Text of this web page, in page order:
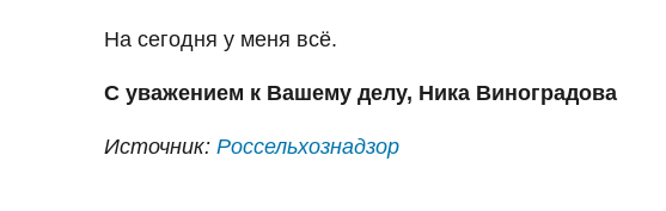
На сегодня у меня всё.
С уважением к Вашему делу, Ника Виноградова
Источник: Россельхознадзор